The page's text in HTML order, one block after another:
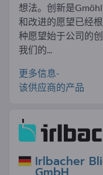
想法。创新是
和改进的愿望已经
种愿望始于公司的
我们的...
更多信息-
该供应商的产品
Irlbacher